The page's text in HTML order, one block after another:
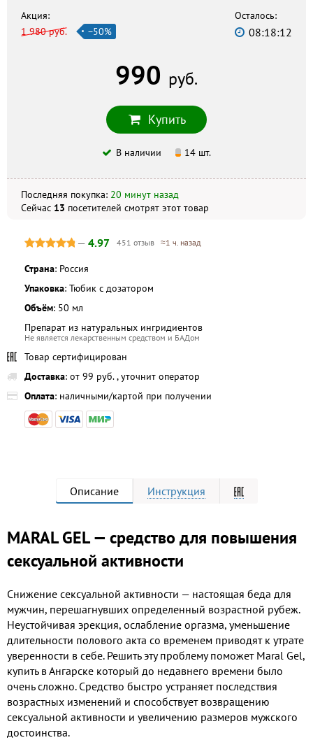
г. Ангарск, 7-й микрорайон, 28, +7 (3955) 56-00-98
Аптека № 85
г. Ангарск, 23-й квартал, 11, +7 (395) 551-37-67
Скидка по акции действует только при оформлении
Не является публичной офертой. Комплектация и
Акция:
1 980 руб.
−50%
Осталось:
08:18:11
990 руб.
Купить
В наличии 14 шт.
Последняя покупка: 20 минут назад
Сейчас 13 посетителей смотрят этот товар
— 4.97 451 отзыв ≈1 ч. назад
Страна: Россия
Упаковка: Тюбик с дозатором
Объём: 50 мл
Препарат из натуральных ингридиентов
Не является лекарственным средством и БАДом
Товар сертифицирован
Доставка: от 99 руб. , уточнит оператор
Оплата: наличными/картой при получении
Описание Инструкция
MARAL GEL — средство для повышения
сексуальной активности
Снижение сексуальной активности — настоящая беда для
мужчин, перешагнувших определенный возрастной рубеж.
Неустойчивая эрекция, ослабление оргазма, уменьшение
длительности полового акта со временем приводят к утрате
уверенности в себе. Решить эту проблему поможет Maral Gel,
купить в Ангарске который до недавнего времени было
очень сложно. Средство быстро устраняет последствия
возрастных изменений и способствует возвращению
сексуальной активности и увеличению размеров мужского
достоинства.